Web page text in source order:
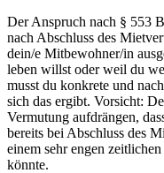
Der Anspruch nach § 553
nach Abschluss des
dein/e Mitbewohner/in
leben willst oder weil du
musst du konkrete und
sich das ergibt. Vorsicht:
Vermutung aufdrängen,
bereits bei Abschluss des
einem sehr engen
könnte.